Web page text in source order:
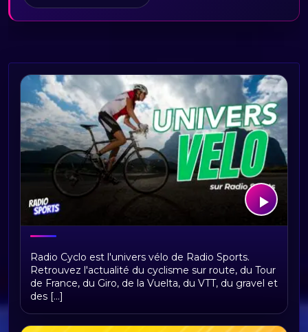
Bienvenue sur Radio Cyclo, votre
univers vélo
Radio Cyclo est l'univers vélo de Radio Sports.
Retrouvez l'actualité du cyclisme sur route, du Tour
de France, du Giro, de la Vuelta, du VTT, du gravel et
des [...]